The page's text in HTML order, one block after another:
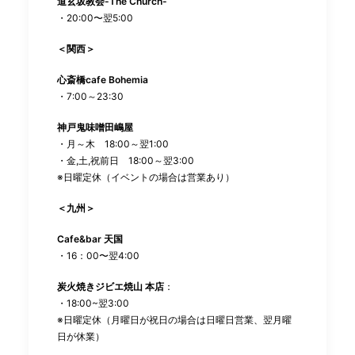
・20:00〜翌5:00
＜関西＞
心斎橋cafe Bohemia
・7:00～23:30
神戸鬼味噌田嶋屋
・月～木 18:00～翌1:00
・金,土,祝前日 18:00～翌3:00
※日曜定休（イベントの場合は営業あり）
＜九州＞
Cafe&bar 天国
・16：00〜翌4:00
炭火焼きジビエ焼山 本店 ：
・18:00~翌3:00
※日曜定休（月曜日が祝日の場合は日曜日営業、翌月曜
日が休業）